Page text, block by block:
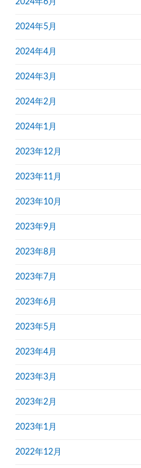
2024年6月
2024年5月
2024年4月
2024年3月
2024年2月
2024年1月
2023年12月
2023年11月
2023年10月
2023年9月
2023年8月
2023年7月
2023年6月
2023年5月
2023年4月
2023年3月
2023年2月
2023年1月
2022年12月